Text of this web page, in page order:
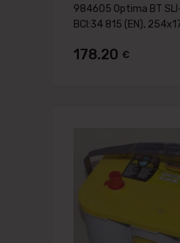
984605 Optima BT
BCI:34 815 (EN),
178.20 €